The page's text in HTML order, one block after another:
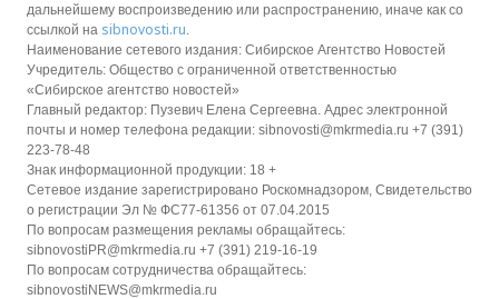
дальнейшему воспроизведению или распространению, иначе как со
ссылкой на sibnovosti.ru.
Наименование сетевого издания: Сибирское Агентство Новостей
Учредитель: Общество с ограниченной ответственностью
«Сибирское агентство новостей»
Главный редактор: Пузевич Елена Сергеевна. Адрес электронной
почты и номер телефона редакции: sibnovosti@mkrmedia.ru +7 (391)
223-78-48
Знак информационной продукции: 18 +
Сетевое издание зарегистрировано Роскомнадзором, Свидетельство
о регистрации Эл № ФС77-61356 от 07.04.2015
По вопросам размещения рекламы обращайтесь:
sibnovostiPR@mkrmedia.ru +7 (391) 219-16-19
По вопросам сотрудничества обращайтесь:
sibnovostiNEWS@mkrmedia.ru